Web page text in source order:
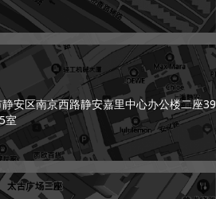
安区南京西路静安嘉里中心办公楼二座39
室